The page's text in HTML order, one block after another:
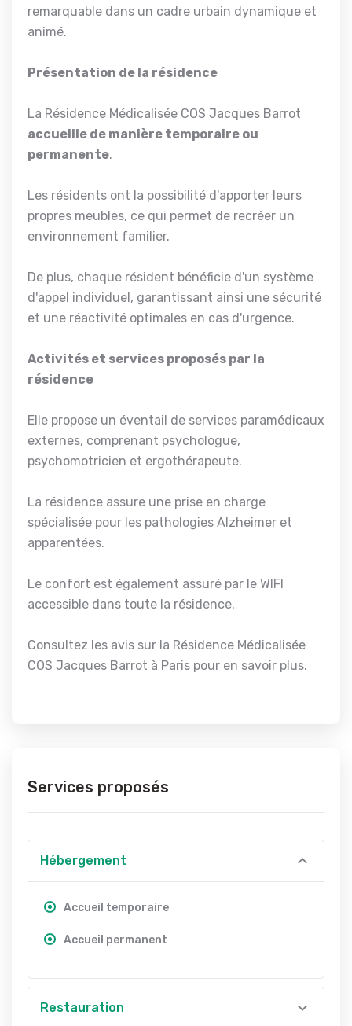
remarquable dans un cadre urbain dynamique et
animé.
Présentation de la résidence
La Résidence Médicalisée COS Jacques Barrot
accueille de manière temporaire ou
permanente.
Les résidents ont la possibilité d'apporter leurs
propres meubles, ce qui permet de recréer un
environnement familier.
De plus, chaque résident bénéficie d'un système
d'appel individuel, garantissant ainsi une sécurité
et une réactivité optimales en cas d'urgence.
Activités et services proposés par la
résidence
Elle propose un éventail de services paramédicaux
externes, comprenant psychologue,
psychomotricien et ergothérapeute.
La résidence assure une prise en charge
spécialisée pour les pathologies Alzheimer et
apparentées.
Le confort est également assuré par le WIFI
accessible dans toute la résidence.
Consultez les avis sur la Résidence Médicalisée
COS Jacques Barrot à Paris pour en savoir plus.
Services proposés
Hébergement
Accueil temporaire
Accueil permanent
Restauration